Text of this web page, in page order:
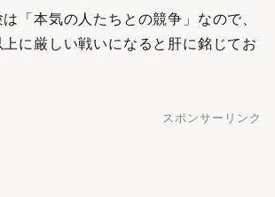
「本気の人たちとの競争」なので、
に厳しい戦いになると肝に銘じてお
スポンサーリンク